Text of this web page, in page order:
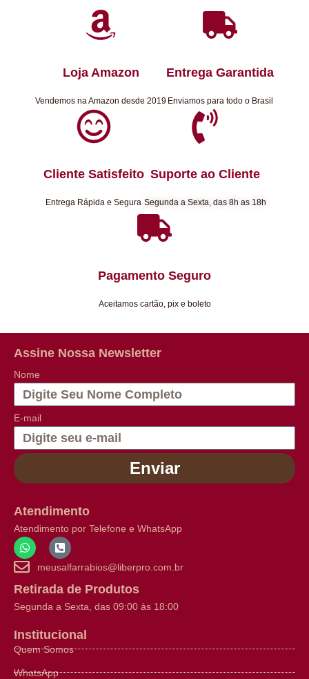
Loja Amazon
Vendemos na Amazon desde 2019
Entrega Garantida
Enviamos para todo o Brasil
Cliente Satisfeito
Entrega Rápida e Segura
Suporte ao Cliente
Segunda a Sexta, das 8h as 18h
Pagamento Seguro
Aceitamos cartão, pix e boleto
Assine Nossa Newsletter
Nome
E-mail
Enviar
Atendimento
Atendimento por Telefone e WhatsApp
meusalfarrabios@liberpro.com.br
Retirada de Produtos
Segunda a Sexta, das 09:00 às 18:00
Institucional
Quem Somos
WhatsApp